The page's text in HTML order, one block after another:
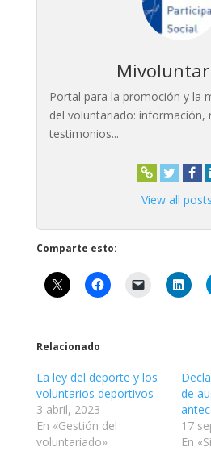
Portal para la promoción y la
del voluntariado: información,
testimonios...
View all
Comparte esto:
Relacionado
La ley del deporte y los
voluntarios deportivos
3 abril, 2023
En «Gestión del
voluntariado»
de
17
En